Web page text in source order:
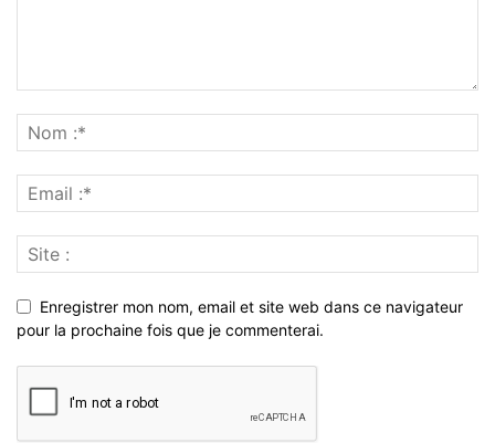
Enregistrer mon nom, email et site web dans ce navigateur
pour la prochaine fois que je commenterai.